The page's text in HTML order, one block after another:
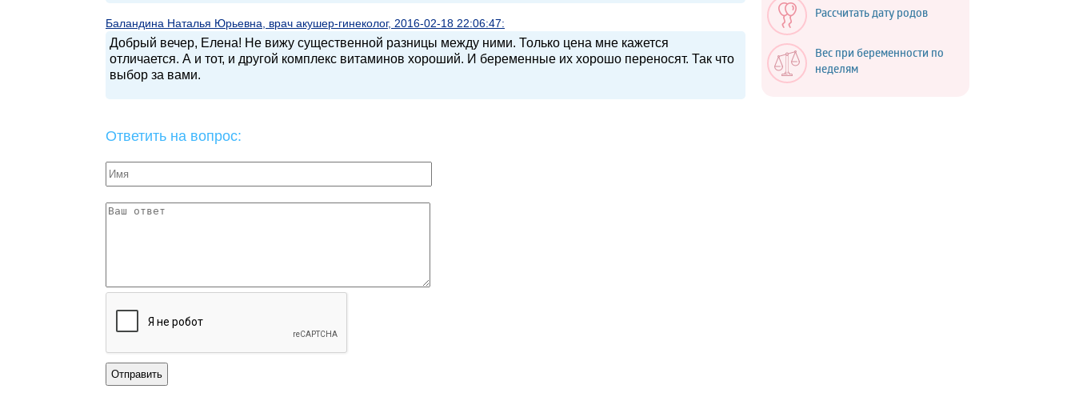
Баландина Наталья Юрьевна, врач акушер-гинеколог, 2016-02-18 22:06:47:
Добрый вечер, Елена! Не вижу существенной разницы между ними. Только цена мне кажется
отличается. А и тот, и другой комплекс витаминов хороший. И беременные их хорошо переносят. Так что
выбор за вами.
Ответить на вопрос:
Рассчитать дату родов
Вес при беременности по
неделям